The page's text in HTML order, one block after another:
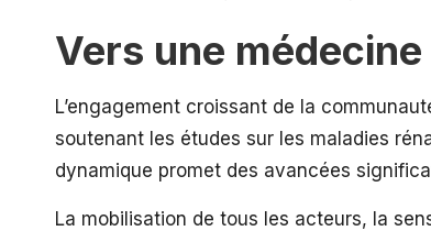
Vers une
L’engagement croissant de la
soutenant les études sur les maladies
dynamique promet des avancées
La mobilisation de tous les acteurs, la